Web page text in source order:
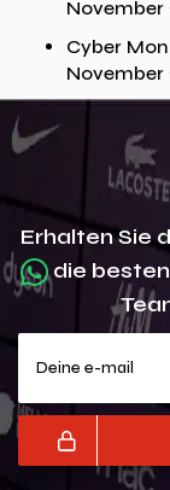
November
Cyber
November
Erhalten Sie
die besten